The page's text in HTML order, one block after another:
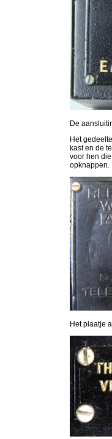
De
Het
kast en de
voor hen
opknappen.
Het plaatje